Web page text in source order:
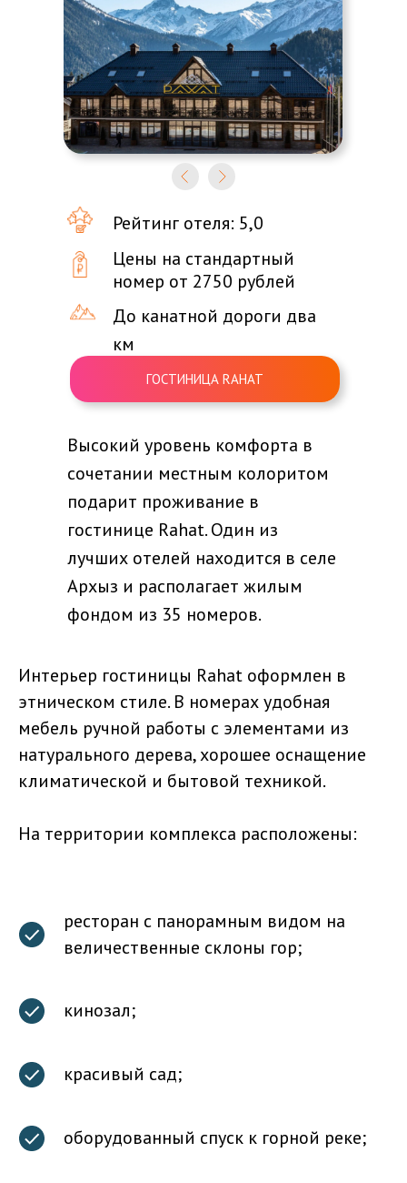
Рейтинг отеля: 5,0
Цены на стандартный
номер от 2750 рублей
До канатной дороги два
км
Высокий уровень комфорта в
сочетании местным колоритом
подарит проживание в
гостинице Rahat. Один из
лучших отелей находится в селе
Архыз и располагает жилым
фондом из 35 номеров.
ГОСТИНИЦА RAHAT
Интерьер гостиницы Rahat оформлен в
этническом стиле. В номерах удобная
мебель ручной работы с элементами из
натурального дерева, хорошее оснащение
климатической и бытовой техникой.
На территории комплекса расположены:
ресторан с панорамным видом на
величественные склоны гор;
кинозал;
красивый сад;
оборудованный спуск к горной реке;